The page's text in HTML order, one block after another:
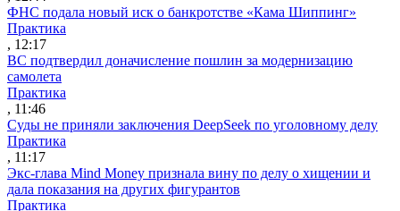
ФНС подала новый иск о банкротстве «Кама Шиппинг»
Практика
, 12:17
ВС подтвердил доначисление пошлин за модернизацию
самолета
Практика
, 11:46
Суды не приняли заключения DeepSeek по уголовному делу
Практика
, 11:17
Экс-глава Mind Money признала вину по делу о хищении и
дала показания на других фигурантов
Практика